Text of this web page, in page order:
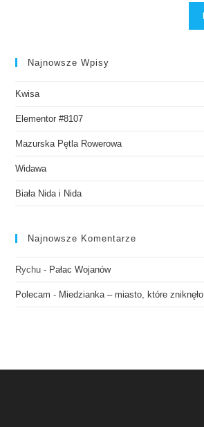
Najnowsze Wpisy
Kwisa
Elementor #8107
Mazurska Pętla Rowerowa
Widawa
Biała Nida i Nida
Najnowsze Komentarze
Rychu - Pałac Wojanów
Polecam - Miedzianka – miasto, które zniknęło